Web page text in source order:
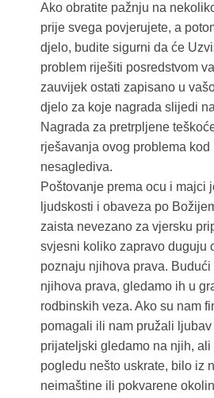
Ako obratite pažnju na
prije svega povjerujete, a
djelo, budite sigurni da će
problem riješiti posredstvom
zauvijek ostati zapisano u
djelo za koje nagrada slijedi
Nagrada za pretrpljene
rješavanja ovog problema
nesaglediva.
Poštovanje prema ocu i majci
ljudskosti i obaveza po
zaista nevezano za vjersku
svjesni koliko zapravo duguju
poznaju njihova prava.
njihova prava, gledamo ih u
rodbinskih veza. Ako su nam
pomagali ili nam pružali
prijateljski gledamo na njih, ali
pogledu nešto uskrate, bilo iz
neimaštine ili pokvarene